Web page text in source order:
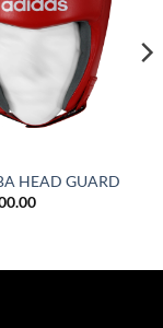
HEAD GUARD